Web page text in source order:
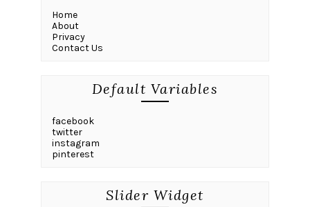
Home
About
Privacy
Contact Us
Default Variables
facebook
twitter
instagram
pinterest
Slider Widget